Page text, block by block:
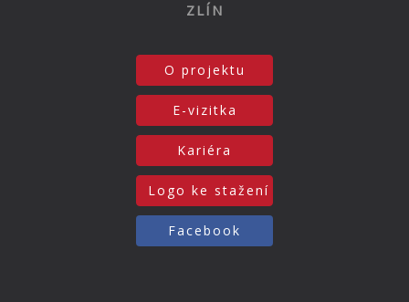
ZLÍN
O projektu
E-vizitka
Kariéra
Logo ke stažení
Facebook